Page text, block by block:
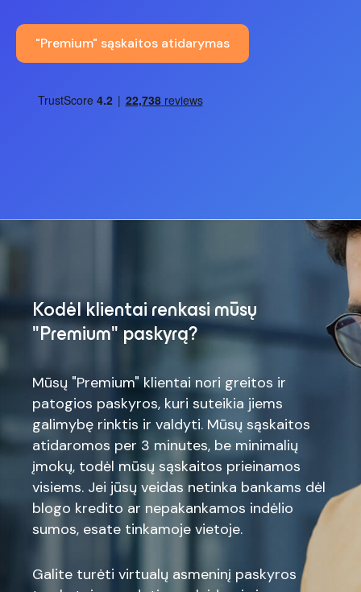
"Premium" sąskaitos atidarymas
Kodėl klientai renkasi mūsų
"Premium" paskyrą?
Mūsų "Premium" klientai nori greitos ir
patogios paskyros, kuri suteikia jiems
galimybę rinktis ir valdyti. Mūsų sąskaitos
atidaromos per 3 minutes, be minimalių
įmokų, todėl mūsų sąskaitos prieinamos
visiems. Jei jūsų veidas netinka bankams dėl
blogo kredito ar nepakankamos indėlio
sumos, esate tinkamoje vietoje.
Galite turėti virtualų asmeninį paskyros